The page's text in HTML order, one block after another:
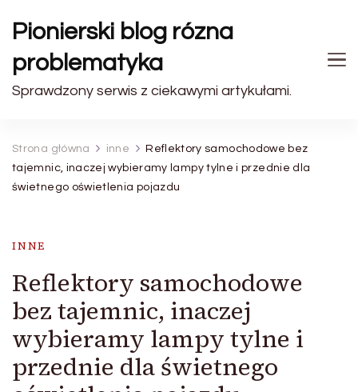
Pionierski blog rózna
problematyka
Sprawdzony serwis z ciekawymi artykułami.
Strona główna inne
Reflektory samochodowe bez
tajemnic, inaczej wybieramy lampy tylne i przednie dla
świetnego oświetlenia pojazdu
INNE
Reflektory samochodowe
bez tajemnic, inaczej
wybieramy lampy tylne i
przednie dla świetnego